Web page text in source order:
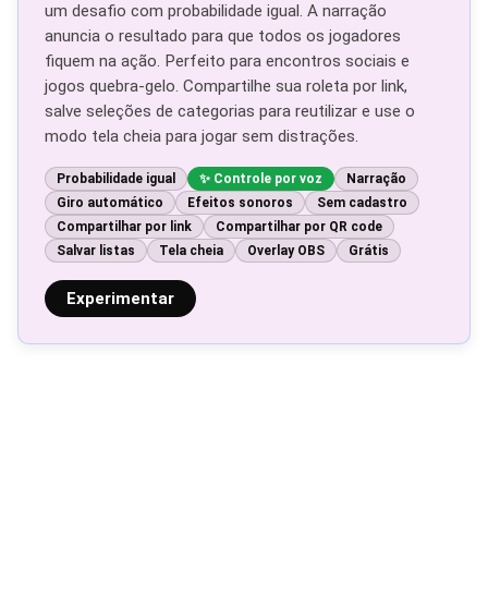
um desafio com probabilidade igual. A narração
anuncia o resultado para que todos os jogadores
fiquem na ação. Perfeito para encontros sociais e
jogos quebra-gelo. Compartilhe sua roleta por link,
salve seleções de categorias para reutilizar e use o
modo tela cheia para jogar sem distrações.
Probabilidade igual Controle por voz
Narração
Giro automático
Efeitos sonoros
Sem cadastro
Compartilhar por link
Compartilhar por QR code
Salvar listas
Tela cheia Overlay OBS Grátis
Experimentar